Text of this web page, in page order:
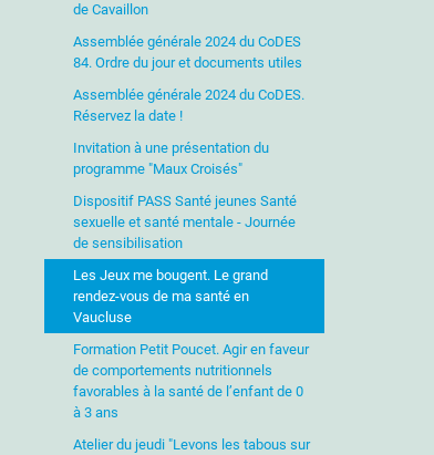
de Cavaillon
Assemblée générale 2024 du CoDES
84. Ordre du jour et documents utiles
Assemblée générale 2024 du CoDES.
Réservez la date !
Invitation à une présentation du
programme "Maux Croisés"
Dispositif PASS Santé jeunes Santé
sexuelle et santé mentale - Journée
de sensibilisation
Les Jeux me bougent. Le grand
rendez-vous de ma santé en
Vaucluse
Formation Petit Poucet. Agir en faveur
de comportements nutritionnels
favorables à la santé de l’enfant de 0
à 3 ans
Atelier du jeudi "Levons les tabous sur